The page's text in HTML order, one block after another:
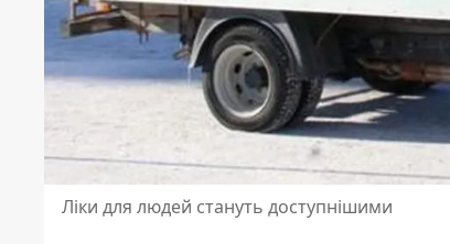
Ліки для людей стануть доступнішими